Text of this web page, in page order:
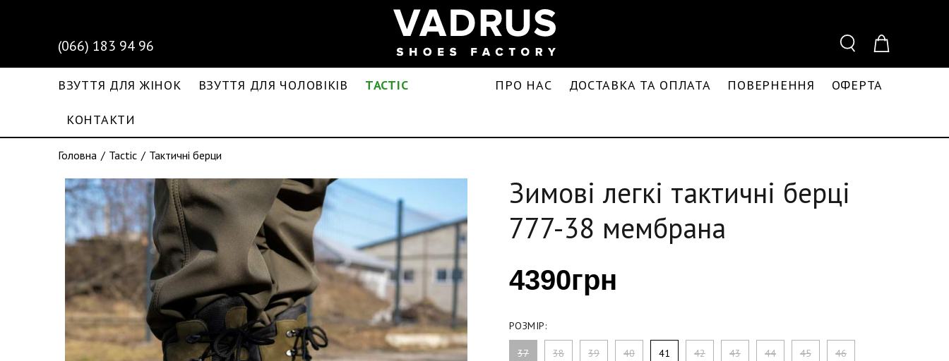
(066) 183 94 96
ВЗУТТЯ ДЛЯ ЖІНОК ВЗУТТЯ ДЛЯ ЧОЛОВІКІВ TACTIC ПРО НАС ДОСТАВКА ТА ОПЛАТА ПОВЕРНЕННЯ ОФЕРТА
КОНТАКТИ
Головна Tactic Тактичні берци
Зимові легкі тактичні берці
777-38 мембрана
4390грн
РОЗМІР:
37 38 39 40 41 42 43 44 45 46